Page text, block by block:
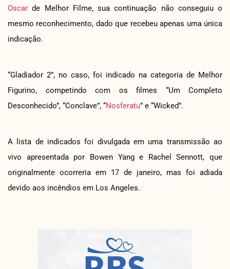
Oscarde Melhor Filme, sua continuação não conseguiu o
mesmo reconhecimento, dado que recebeu apenas uma única
indicação.
“Gladiador 2”, no caso, foi indicado na categoria de Melhor
Figurino, competindo com os filmes “Um Completo
Desconhecido”, “Conclave”, “Nosferatu” e “Wicked”.
A lista de indicados foi divulgada em uma transmissão ao
vivo apresentada por Bowen Yang e Rachel Sennott, que
originalmente ocorreria em 17 de janeiro, mas foi adiada
devido aos incêndios em Los Angeles.